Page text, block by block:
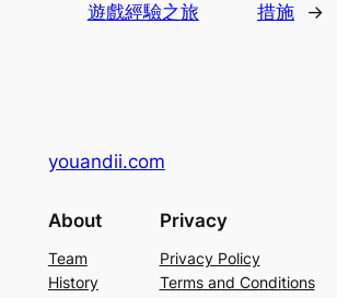
遊戲經驗之旅
措施
→
youandii.com
About
Team
History
Privacy
Privacy Policy
Terms and Conditions